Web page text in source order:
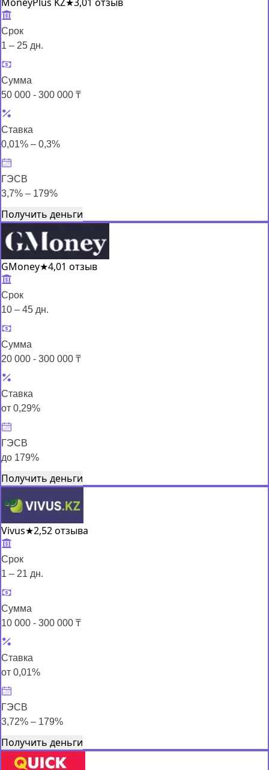
Срок
1 – 25 дн.
Сумма
50 000 - 300 000 ₸
Ставка
0,01% – 0,3%
ГЭСВ
3,7% – 179%
Получить деньги
GMoney★4,01 отзыв
Срок
10 – 45 дн.
Сумма
20 000 - 300 000 ₸
Ставка
от 0,29%
ГЭСВ
до 179%
Получить деньги
Vivus★2,52 отзыва
Срок
1 – 21 дн.
Сумма
10 000 - 300 000 ₸
Ставка
от 0,01%
ГЭСВ
3,72% – 179%
Получить деньги